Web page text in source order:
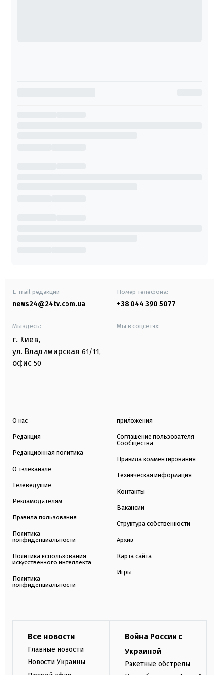
E-mail редакции
news24@24tv.com.ua
Номер телефона:
+38 044 390 5077
Мы здесь:
г. Киев,
ул. Владимирская 61/11,
офис 50
Мы в соцсетях:
О нас
Редакция
Редакционная политика
О телеканале
Телеведущие
Рекламодателям
Правила пользования
Политика
конфиденциальности
Политика использования
искусственного интеллекта
Политика
конфиденциальности
приложения
Соглашение пользователя
Сообщества
Правила комментирования
Техническая информация
Контакты
Вакансии
Структура собственности
Архив
Карта сайта
Игры
Все новости
Главные новости
Новости Украины
Война России с
Украиной
Ракетные обстрелы